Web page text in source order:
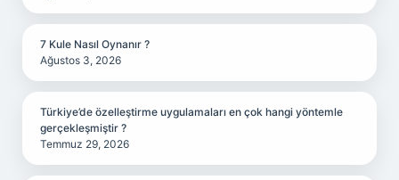
7 Kule Nasıl Oynanır ?
Ağustos 3, 2026
Türkiye’de özelleştirme uygulamaları en çok hangi yöntemle
gerçekleşmiştir ?
Temmuz 29, 2026